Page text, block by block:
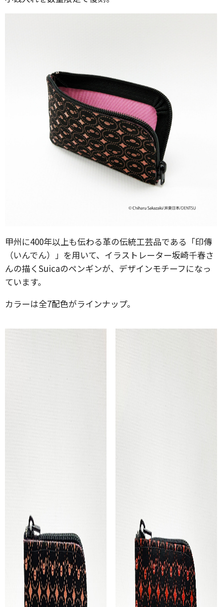
甲州に400年以上も伝わる革の伝統工芸品である「印傳
（いんでん）」を用いて、イラストレーター坂崎千春さ
んの描くSuicaのペンギンが、デザインモチーフになっ
ています。
カラーは全7配色がラインナップ。